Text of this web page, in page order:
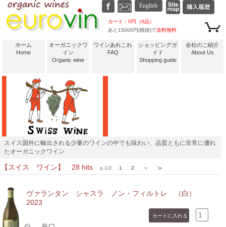
カート：0円（0品）
あと15000円(税抜)で送料無料
ホーム
Home
オーガニックワ
イン
Organic wine
ワインあれこれ
FAQ
ショッピングガ
イド
Shopping guide
会社のご紹介
About Us
スイス国外に輸出される少量のワインの中でも味わい、品質ともに非常に優れ
たオーガニックワイン
【スイス ワイン】 28 hitsp.1/2 1 2 ＞ ≫
ヴァランタン シャスラ ノン・フィルトレ （白）
2023